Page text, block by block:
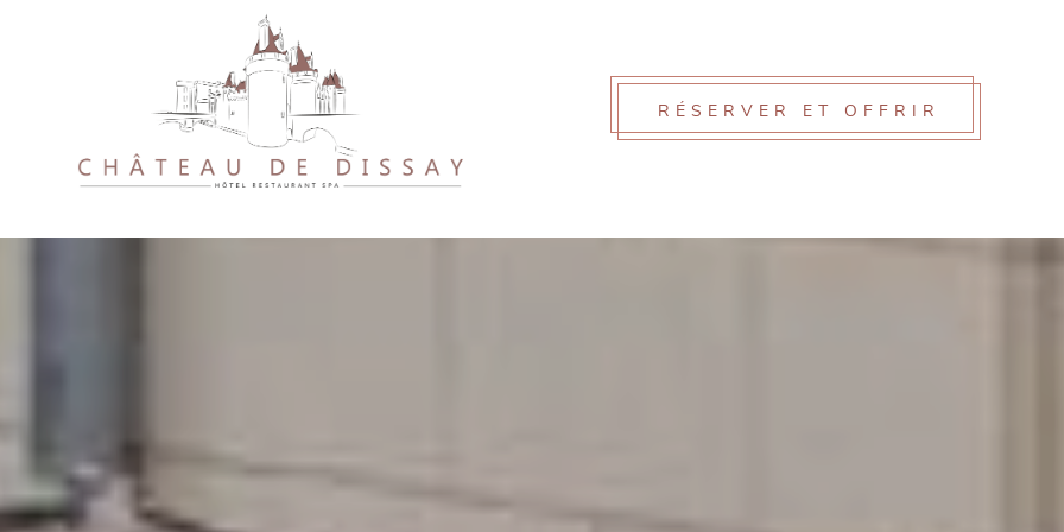
RÉSERVER ET OFFRIR
CONTACTEZ-NOUS
par téléphone au :
+33 5 49 11 11 11
ou contactez-nous par mail :
contact@chateaudedissay.com